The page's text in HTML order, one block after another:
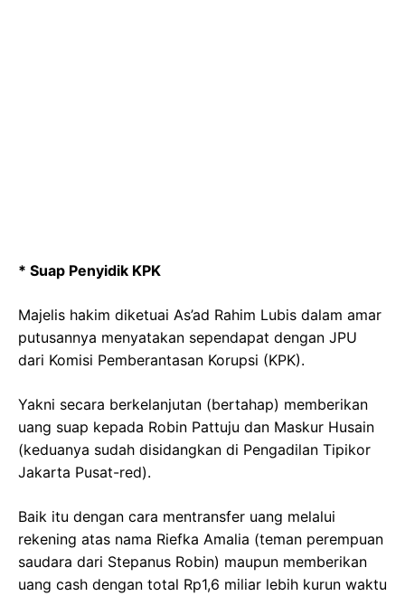
* Suap Penyidik KPK
Majelis hakim diketuai As’ad Rahim Lubis dalam amar
putusannya menyatakan sependapat dengan JPU
dari Komisi Pemberantasan Korupsi (KPK).
Yakni secara berkelanjutan (bertahap) memberikan
uang suap kepada Robin Pattuju dan Maskur Husain
(keduanya sudah disidangkan di Pengadilan Tipikor
Jakarta Pusat-red).
Baik itu dengan cara mentransfer uang melalui
rekening atas nama Riefka Amalia (teman perempuan
saudara dari Stepanus Robin) maupun memberikan
uang cash dengan total Rp1,6 miliar lebih kurun waktu